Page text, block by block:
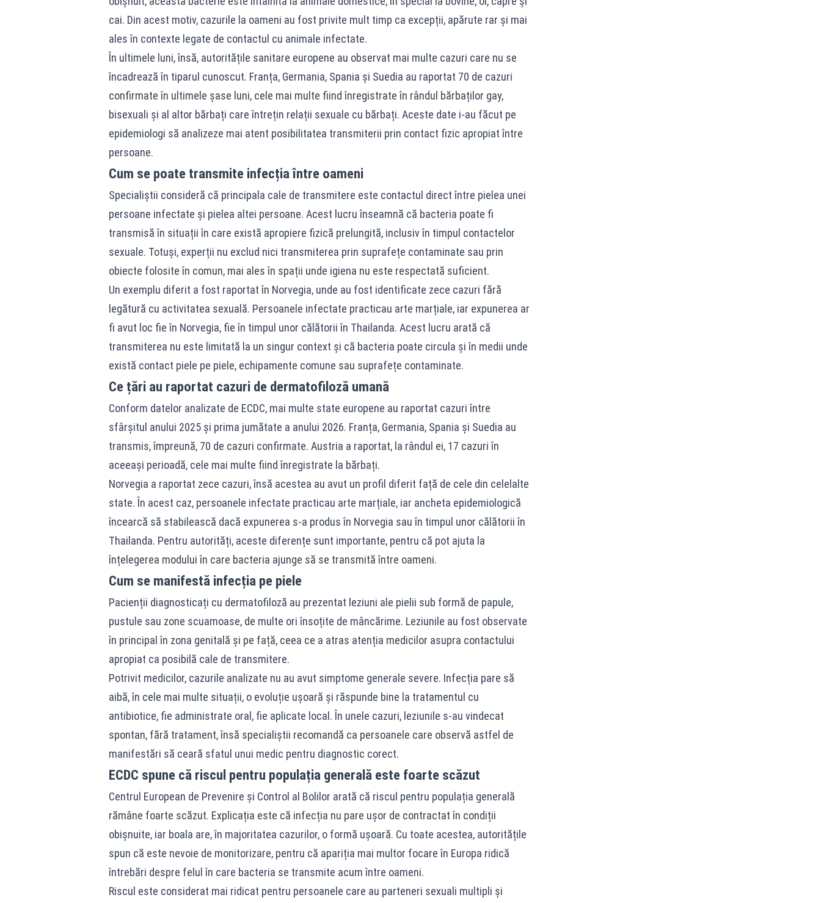
cai. Din acest motiv, cazurile la oameni au fost privite mult timp ca excepții, apărute rar și mai
ales în contexte legate de contactul cu animale infectate.
În ultimele luni, însă, autoritățile sanitare europene au observat mai multe cazuri care nu se
încadrează în tiparul cunoscut. Franța, Germania, Spania și Suedia au raportat 70 de cazuri
confirmate în ultimele șase luni, cele mai multe fiind înregistrate în rândul bărbaților gay,
bisexuali și al altor bărbați care întrețin relații sexuale cu bărbați. Aceste date i-au făcut pe
epidemiologi să analizeze mai atent posibilitatea transmiterii prin contact fizic apropiat între
persoane.
Cum se poate transmite infecția între oameni
Specialiștii consideră că principala cale de transmitere este contactul direct între pielea unei
persoane infectate și pielea altei persoane. Acest lucru înseamnă că bacteria poate fi
transmisă în situații în care există apropiere fizică prelungită, inclusiv în timpul contactelor
sexuale. Totuși, experții nu exclud nici transmiterea prin suprafețe contaminate sau prin
obiecte folosite în comun, mai ales în spații unde igiena nu este respectată suficient.
Un exemplu diferit a fost raportat în Norvegia, unde au fost identificate zece cazuri fără
legătură cu activitatea sexuală. Persoanele infectate practicau arte marțiale, iar expunerea ar
fi avut loc fie în Norvegia, fie în timpul unor călătorii în Thailanda. Acest lucru arată că
transmiterea nu este limitată la un singur context și că bacteria poate circula și în medii unde
există contact piele pe piele, echipamente comune sau suprafețe contaminate.
Ce țări au raportat cazuri de dermatofiloză umană
Conform datelor analizate de ECDC, mai multe state europene au raportat cazuri între
sfârșitul anului 2025 și prima jumătate a anului 2026. Franța, Germania, Spania și Suedia au
transmis, împreună, 70 de cazuri confirmate. Austria a raportat, la rândul ei, 17 cazuri în
aceeași perioadă, cele mai multe fiind înregistrate la bărbați.
Norvegia a raportat zece cazuri, însă acestea au avut un profil diferit față de cele din celelalte
state. În acest caz, persoanele infectate practicau arte marțiale, iar ancheta epidemiologică
încearcă să stabilească dacă expunerea s-a produs în Norvegia sau în timpul unor călătorii în
Thailanda. Pentru autorități, aceste diferențe sunt importante, pentru că pot ajuta la
înțelegerea modului în care bacteria ajunge să se transmită între oameni.
Cum se manifestă infecția pe piele
Pacienții diagnosticați cu dermatofiloză au prezentat leziuni ale pielii sub formă de papule,
pustule sau zone scuamoase, de multe ori însoțite de mâncărime. Leziunile au fost observate
în principal în zona genitală și pe față, ceea ce a atras atenția medicilor asupra contactului
apropiat ca posibilă cale de transmitere.
Potrivit medicilor, cazurile analizate nu au avut simptome generale severe. Infecția pare să
aibă, în cele mai multe situații, o evoluție ușoară și răspunde bine la tratamentul cu
antibiotice, fie administrate oral, fie aplicate local. În unele cazuri, leziunile s-au vindecat
spontan, fără tratament, însă specialiștii recomandă ca persoanele care observă astfel de
manifestări să ceară sfatul unui medic pentru diagnostic corect.
ECDC spune că riscul pentru populația generală este foarte scăzut
Centrul European de Prevenire și Control al Bolilor arată că riscul pentru populația generală
rămâne foarte scăzut. Explicația este că infecția nu pare ușor de contractat în condiții
obișnuite, iar boala are, în majoritatea cazurilor, o formă ușoară. Cu toate acestea, autoritățile
spun că este nevoie de monitorizare, pentru că apariția mai multor focare în Europa ridică
întrebări despre felul în care bacteria se transmite acum între oameni.
Riscul este considerat mai ridicat pentru persoanele care au parteneri sexuali multipli și